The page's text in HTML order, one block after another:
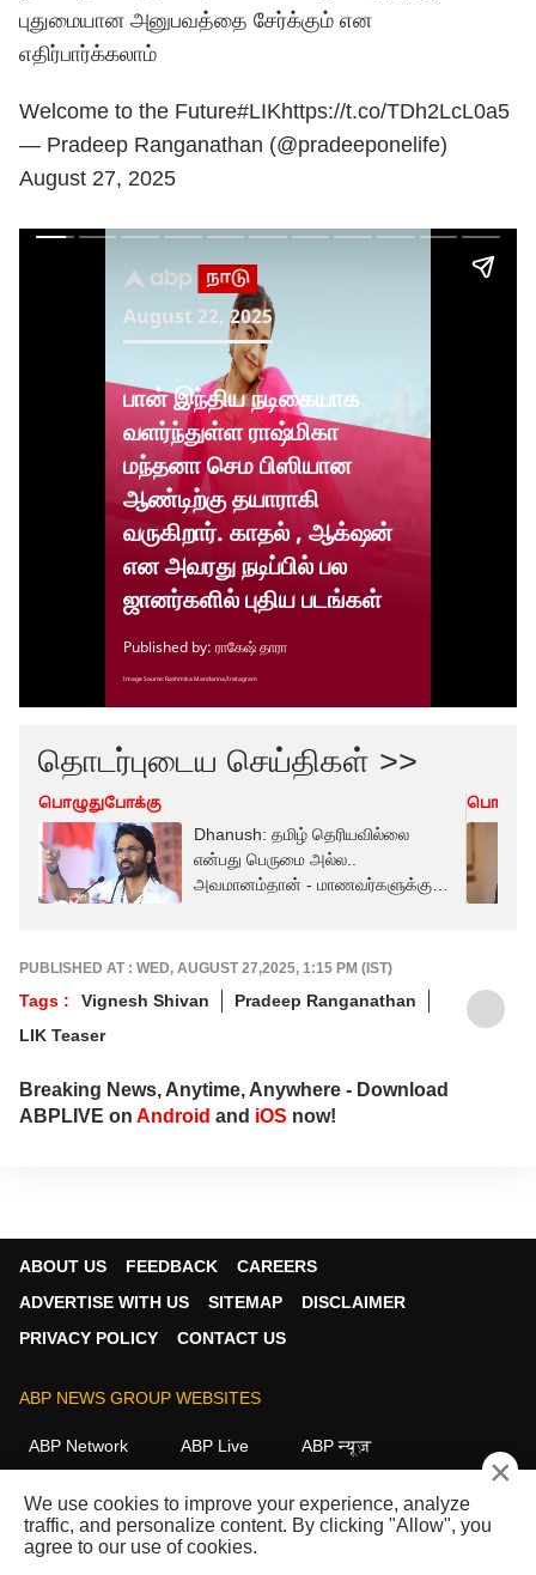
புதுமையான அனுபவத்தை சேர்க்கும் என
எதிர்பார்க்கலாம்
— Pradeep Ranganathan (@pradeeponelife)
August 27, 2025
தொடர்புடைய செய்திகள் >>
பொழுதுபோக்கு
என்பது பெருமை அல்ல..
அவமானம்தான் - மாணவர்களுக்கு
தனுஷ் அட்வைஸ்
Tags : Vignesh Shivan
Pradeep Ranganathan
LIK Teaser
ABPLIVE onAndroidandiOSnow!
ABOUT US FEEDBACK
CAREERS
ADVERTISE WITH US
SITEMAP
DISCLAIMER
PRIVACY POLICY
CONTACT US
ABP আনন্দ
ABP माझा
ABP અસ્મિતા
ABP Ganga
ABP ਸਾਂਝਾ ABP நாடு ABP దేశం
FOLLOW US
×
We use cookies to improve your experience, analyze
traffic, and personalize content. By clicking "Allow", you
agree to our use of cookies.